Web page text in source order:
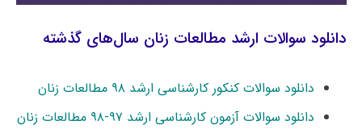
دانلود سوالات ارشد مطالعات زنان سال‌های گذشته
دانلود سوالات کنکور کارشناسی ارشد ۹۸ مطالعات زنان
دانلود سوالات آزمون کارشناسی ارشد ۹۷-۹۸ مطالعات زنان